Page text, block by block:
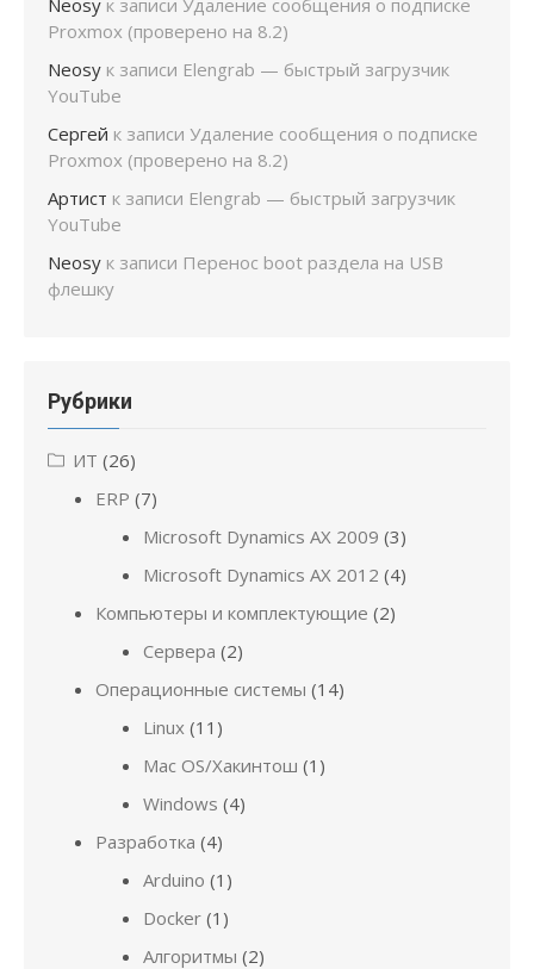
Proxmox (проверено на 8.2)
Neosy к записи Elengrab — быстрый загрузчик
YouTube
Сергей к записи Удаление сообщения о подписке
Proxmox (проверено на 8.2)
Артист к записи Elengrab — быстрый загрузчик
YouTube
Neosy к записи Перенос boot раздела на USB
флешку
Рубрики
ИТ (26)
ERP (7)
Microsoft Dynamics AX 2009 (3)
Microsoft Dynamics AX 2012 (4)
Компьютеры и комплектующие (2)
Сервера (2)
Операционные системы (14)
Linux (11)
Mac OS/Хакинтош (1)
Windows (4)
Разработка (4)
Arduino (1)
Docker (1)
Алгоритмы (2)